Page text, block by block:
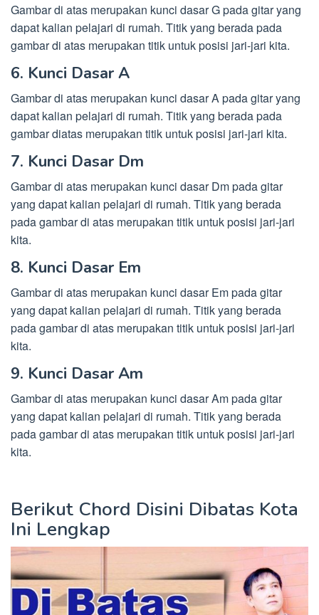
Gambar di atas merupakan kunci dasar G pada gitar yang
dapat kalian pelajari di rumah. Titik yang berada pada
gambar di atas merupakan titik untuk posisi jari-jari kita.
6. Kunci Dasar A
Gambar di atas merupakan kunci dasar A pada gitar yang
dapat kalian pelajari di rumah. Titik yang berada pada
gambar diatas merupakan titik untuk posisi jari-jari kita.
7. Kunci Dasar Dm
Gambar di atas merupakan kunci dasar Dm pada gitar
yang dapat kalian pelajari di rumah. Titik yang berada
pada gambar di atas merupakan titik untuk posisi jari-jari
kita.
8. Kunci Dasar Em
Gambar di atas merupakan kunci dasar Em pada gitar
yang dapat kalian pelajari di rumah. Titik yang berada
pada gambar di atas merupakan titik untuk posisi jari-jari
kita.
9. Kunci Dasar Am
Gambar di atas merupakan kunci dasar Am pada gitar
yang dapat kalian pelajari di rumah. Titik yang berada
pada gambar di atas merupakan titik untuk posisi jari-jari
kita.
Berikut Chord Disini Dibatas Kota
Ini Lengkap